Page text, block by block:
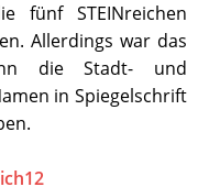
fünf STEINreichen
Allerdings war das
die Stadt- und
in Spiegelschrift